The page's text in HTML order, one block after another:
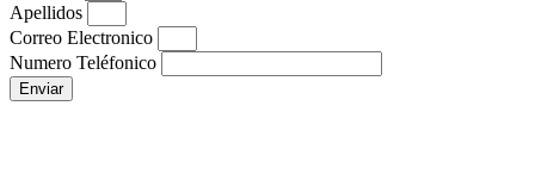
Apellidos
Correo Electronico
Numero Teléfonico
Enviar